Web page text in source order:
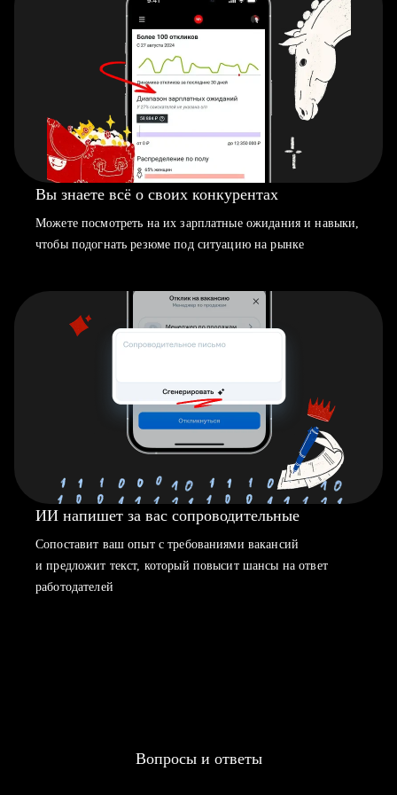
Вы знаете всё о своих конкурентах
Можете посмотреть на их зарплатные ожидания и навыки,
чтобы подогнать резюме под ситуацию на рынке
ИИ напишет за вас сопроводительные
Сопоставит ваш опыт с требованиями вакансий
и предложит текст, который повысит шансы на ответ
работодателей
Вопросы и ответы